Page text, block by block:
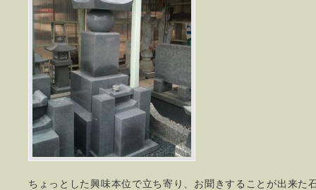
ちょっとした興味本位で立ち寄り、お聞きすることが出来た